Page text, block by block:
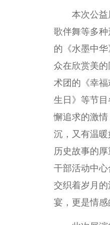
本次公
歌伴舞等多
的《水墨中
众在欣赏美
术团的《幸
生日》等节
懈追求的激
沉，又有温
历史故事的
干部活动中
交织着岁月
宴，更是情